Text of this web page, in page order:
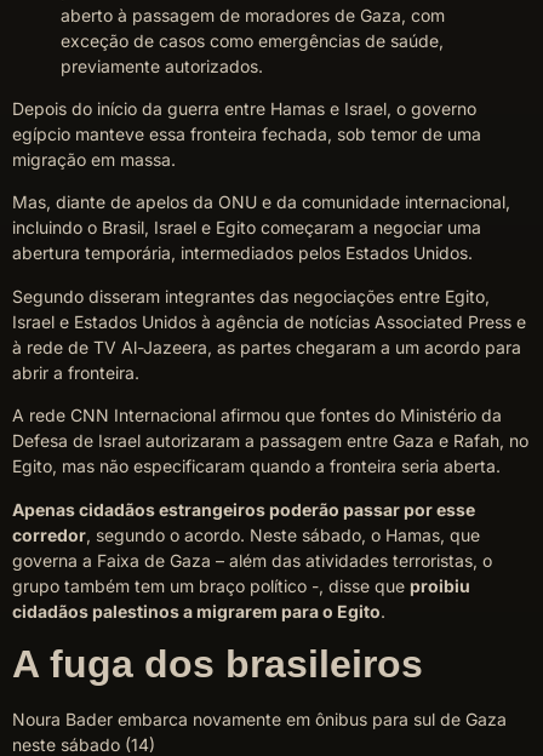
aberto à passagem de moradores de Gaza, com
exceção de casos como emergências de saúde,
previamente autorizados.
Depois do início da guerra entre Hamas e Israel, o governo
egípcio manteve essa fronteira fechada, sob temor de uma
migração em massa.
Mas, diante de apelos da ONU e da comunidade internacional,
incluindo o Brasil, Israel e Egito começaram a negociar uma
abertura temporária, intermediados pelos Estados Unidos.
Segundo disseram integrantes das negociações entre Egito,
Israel e Estados Unidos à agência de notícias Associated Press e
à rede de TV Al-Jazeera, as partes chegaram a um acordo para
abrir a fronteira.
A rede CNN Internacional afirmou que fontes do Ministério da
Defesa de Israel autorizaram a passagem entre Gaza e Rafah, no
Egito, mas não especificaram quando a fronteira seria aberta.
Apenas cidadãos estrangeiros poderão passar por esse
corredor, segundo o acordo. Neste sábado, o Hamas, que
governa a Faixa de Gaza – além das atividades terroristas, o
grupo também tem um braço político -, disse que proibiu
cidadãos palestinos a migrarem para o Egito.
A fuga dos brasileiros
Noura Bader embarca novamente em ônibus para sul de Gaza
neste sábado (14)